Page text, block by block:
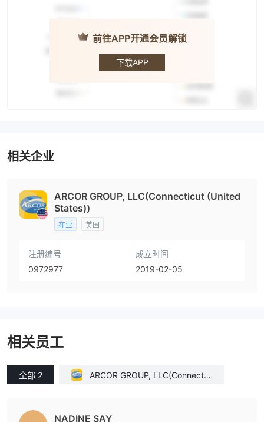
前往APP开通会员解锁
下载APP
相关企业
ARCOR GROUP, LLC(Connecticut (United
States))
在业 美国
注册编号
0972977
成立时间
2019-02-05
相关员工
全部 2
ARCOR GROUP, LLC(Connectic
NADINE SAY